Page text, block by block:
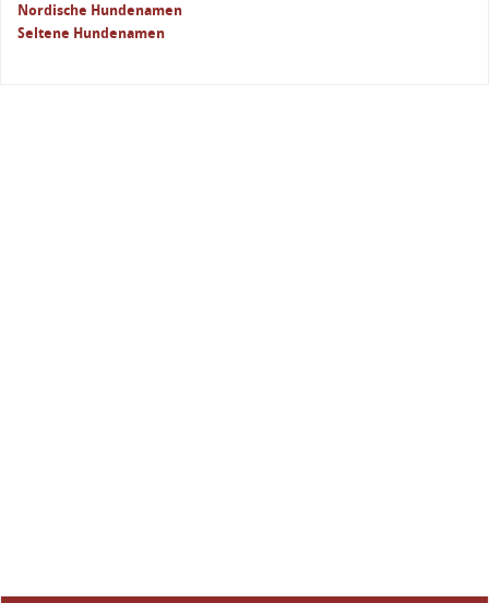
Nordische Hundenamen
Seltene Hundenamen